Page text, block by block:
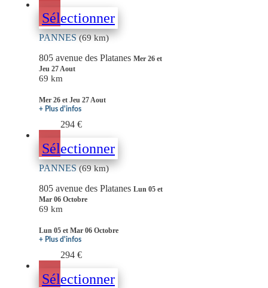
Sélectionner
PANNES(69 km)
805 avenue des Platanes Mer 26 et
Jeu 27 Aout
69 km
Mer 26 et Jeu 27 Aout
+ Plus d'infos
294 €
Sélectionner
PANNES(69 km)
805 avenue des Platanes Lun 05 et
Mar 06 Octobre
69 km
Lun 05 et Mar 06 Octobre
+ Plus d'infos
294 €
Sélectionner